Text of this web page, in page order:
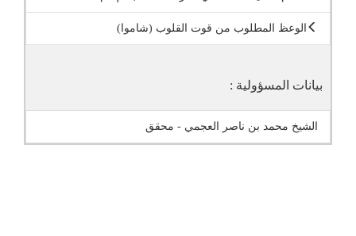
الوعظ المطلوب من قوت القلوب (شاموا)
بيانات المسؤولية :
الشيخ محمد بن ناصر العجمي - محقق